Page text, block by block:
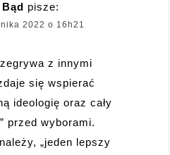
pisze:
2022 o 16h21
z innymi
się wspierać
ideologię oraz cały
przed wyborami.
„jeden lepszy